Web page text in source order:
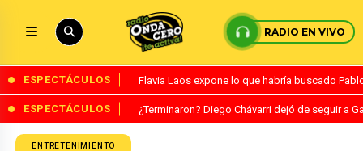
RADIO EN VIVO
ESPECTÁCULOS Flavia Laos expone lo que habría buscado
ESPECTÁCULOS ¿Terminaron? Diego Chávarri dejó de seguir a
ENTRETENIMIENTO